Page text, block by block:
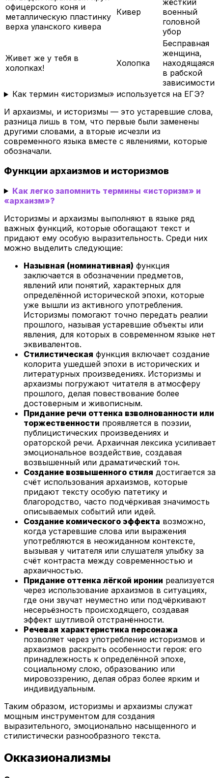
офицерского коня и
металлическую пластинку
верха уланского кивера
Кивер
жёсткий
военный
головной
убор
Живет же у тебя в
холопках!
Холопка
Бесправная
женщина,
находящаяся
в рабской
зависимости
Как термин «историзмы» используется на ЕГЭ?
И архаизмы, и историзмы — это устаревшие слова,
разница лишь в том, что первые были заменены
другими словами, а вторые исчезли из
современного языка вместе с явлениями, которые
обозначали.
Функции архаизмов и историзмов
Как легко запомнить термины «историзм» и
«архаизм»?
Историзмы и архаизмы выполняют в языке ряд
важных функций, которые обогащают текст и
придают ему особую выразительность. Среди них
можно выделить следующие:
Назывная (номинативная) функция
заключается в обозначении предметов,
явлений или понятий, характерных для
определённой исторической эпохи, которые
уже вышли из активного употребления.
Историзмы помогают точно передать реалии
прошлого, называя устаревшие объекты или
явления, для которых в современном языке нет
эквивалентов.
Стилистическая функция включает создание
колорита ушедшей эпохи в исторических и
литературных произведениях. Историзмы и
архаизмы погружают читателя в атмосферу
прошлого, делая повествование более
достоверным и живописным.
Придание речи оттенка взволнованности или
торжественности проявляется в поэзии,
публицистических произведениях и
ораторской речи. Архаичная лексика усиливает
эмоциональное воздействие, создавая
возвышенный или драматический тон.
Создание возвышенного стиля достигается за
счёт использования архаизмов, которые
придают тексту особую патетику и
благородство, часто подчёркивая значимость
описываемых событий или идей.
Создание комического эффекта возможно,
когда устаревшие слова или выражения
употребляются в неожиданном контексте,
вызывая у читателя или слушателя улыбку за
счёт контраста между современностью и
архаичностью.
Придание оттенка лёгкой иронии реализуется
через использование архаизмов в ситуациях,
где они звучат неуместно или подчёркивают
несерьёзность происходящего, создавая
эффект шутливой отстранённости.
Речевая характеристика персонажа
позволяет через употребление историзмов и
архаизмов раскрыть особенности героя: его
принадлежность к определённой эпохе,
социальному слою, образованию или
мировоззрению, делая образ более ярким и
индивидуальным.
Таким образом, историзмы и архаизмы служат
мощным инструментом для создания
выразительного, эмоционально насыщенного и
стилистически разнообразного текста.
Окказионализмы